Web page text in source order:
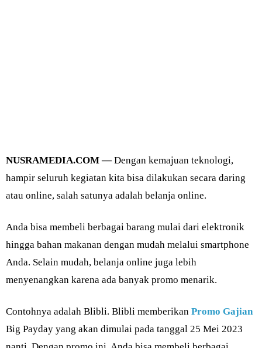
NUSRAMEDIA.COM —Dengan kemajuan teknologi,
hampir seluruh kegiatan kita bisa dilakukan secara daring
atau online, salah satunya adalah belanja online.
Anda bisa membeli berbagai barang mulai dari elektronik
hingga bahan makanan dengan mudah melalui smartphone
Anda. Selain mudah, belanja online juga lebih
menyenangkan karena ada banyak promo menarik.
Contohnya adalah Blibli. Blibli memberikan Promo Gajian
Big Payday yang akan dimulai pada tanggal 25 Mei 2023